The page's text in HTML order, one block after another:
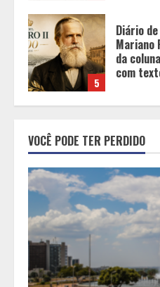
1
das
para a
Doçaria
3
O
de
VOCÊ PODE TER PERDIDO